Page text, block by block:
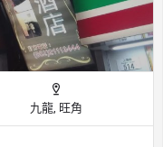
九龍, 旺角